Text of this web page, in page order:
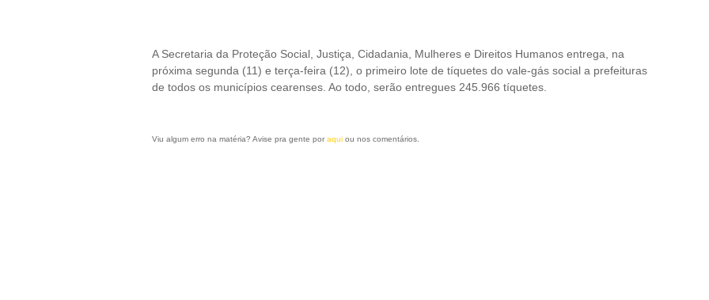
A Secretaria da Proteção Social, Justiça, Cidadania, Mulheres e Direitos Humanos entrega, na
próxima segunda (11) e terça-feira (12), o primeiro lote de tíquetes do vale-gás social a prefeituras
de todos os municípios cearenses. Ao todo, serão entregues 245.966 tíquetes.
Viu algum erro na matéria? Avise pra gente por aqui ou nos comentários.